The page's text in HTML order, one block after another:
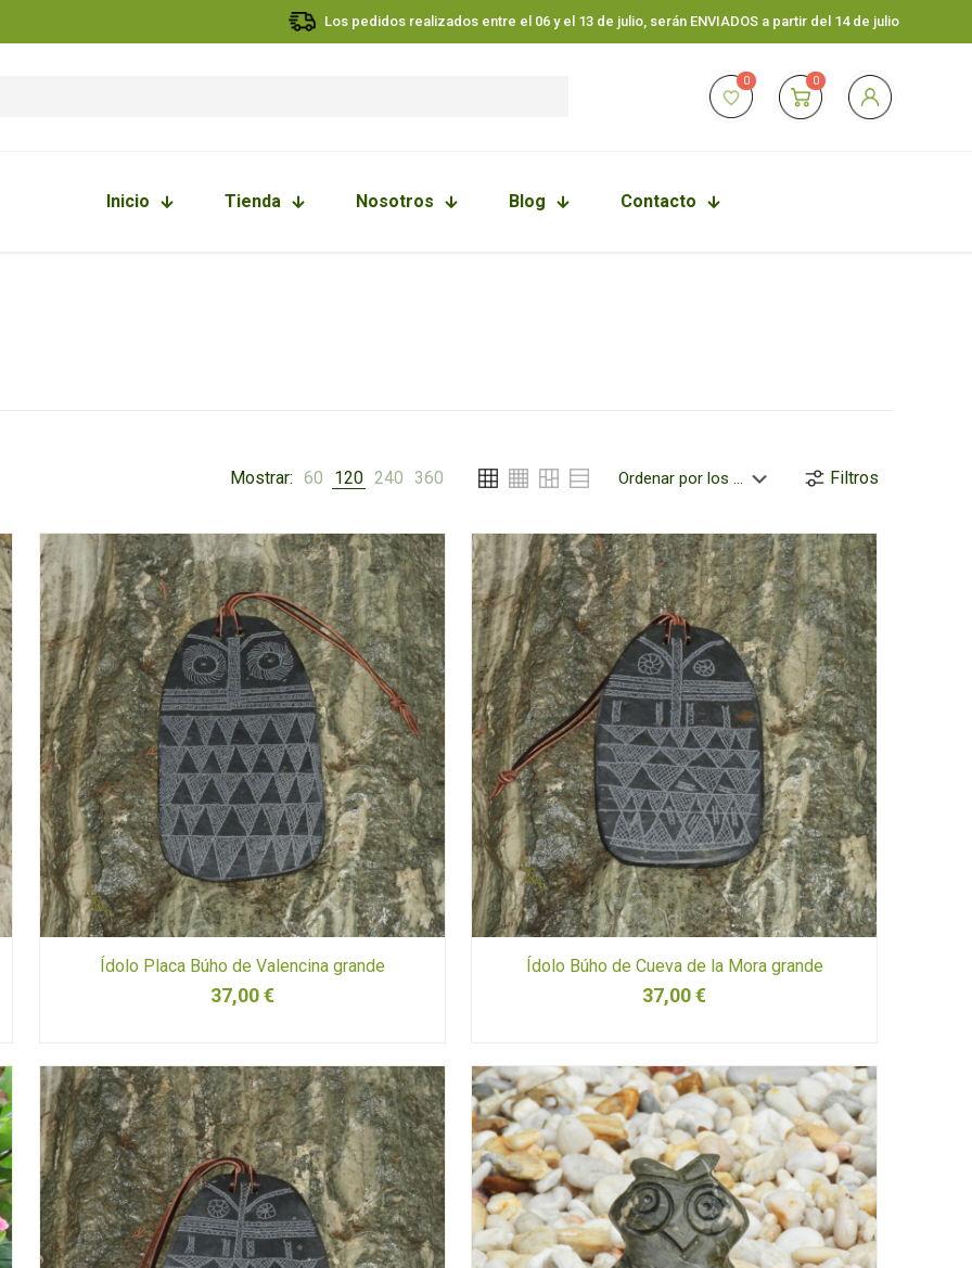
Los pedidos realizados entre el 06 y el 13 de julio, serán ENVIADOS a partir del 14 de julio
0 0
Inicio Tienda Nosotros Blog Contacto
Mostrar: 60 120 240 360 Filtros
Ídolo Placa Búho de Valencina grande
37,00€
Ídolo Búho de Cueva de la Mora grande
37,00€